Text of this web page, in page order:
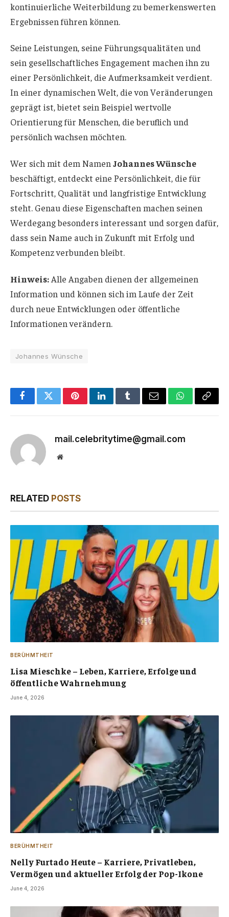
kontinuierliche Weiterbildung zu bemerkenswerten
Ergebnissen führen können.
Seine Leistungen, seine Führungsqualitäten und
sein gesellschaftliches Engagement machen ihn zu
einer Persönlichkeit, die Aufmerksamkeit verdient.
In einer dynamischen Welt, die von Veränderungen
geprägt ist, bietet sein Beispiel wertvolle
Orientierung für Menschen, die beruflich und
persönlich wachsen möchten.
Wer sich mit dem Namen Johannes Wünsche
beschäftigt, entdeckt eine Persönlichkeit, die für
Fortschritt, Qualität und langfristige Entwicklung
steht. Genau diese Eigenschaften machen seinen
Werdegang besonders interessant und sorgen dafür,
dass sein Name auch in Zukunft mit Erfolg und
Kompetenz verbunden bleibt.
Hinweis: Alle Angaben dienen der allgemeinen
Information und können sich im Laufe der Zeit
durch neue Entwicklungen oder öffentliche
Informationen verändern.
Johannes Wünsche
FacebookTwitterPinterestLinkedInTumblrEmail WhatsApp
Copy
mail.celebritytime@gmail.com
Website
RELATED POSTS
BERÜHMTHEIT
Lisa Mieschke – Leben, Karriere, Erfolge und
öffentliche Wahrnehmung
June 4, 2026
BERÜHMTHEIT
Nelly Furtado Heute – Karriere, Privatleben,
Vermögen und aktueller Erfolg der Pop-Ikone
June 4, 2026